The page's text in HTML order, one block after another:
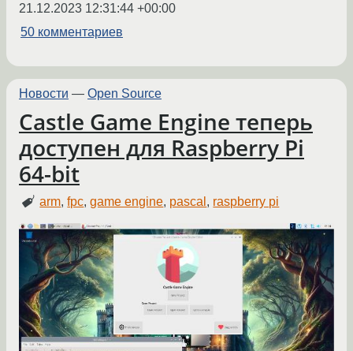
21.12.2023 12:31:44 +00:00
50 комментариев
Новости — Open Source
Castle Game Engine теперь
доступен для Raspberry Pi
64-bit
arm,fpc,game engine, pascal , raspberry pi